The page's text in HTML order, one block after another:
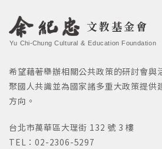
文教基金會
Yu Chi-Chung Cultural & Education Foundation
希望藉著舉辦相關公共政策的研討會與
聚國人共識並為國家諸多重大政策提供
方向。
台北市萬華區大理街 132 號 3 樓
TEL：02-2306-5297